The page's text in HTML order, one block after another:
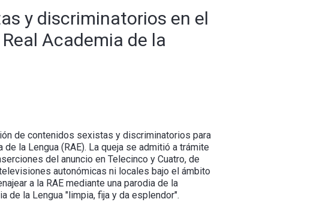
y discriminatorios en el
Academia de la
de contenidos sexistas y discriminatorios para
la Lengua (RAE). La queja se admitió a trámite
del anuncio en Telecinco y Cuatro, de
autonómicas ni locales bajo el ámbito
a la RAE mediante una parodia de la
de la Lengua "limpia, fija y da esplendor".